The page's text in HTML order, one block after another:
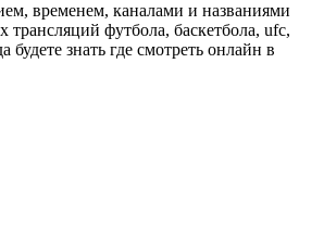
временем, каналами и названиями
футбола, баскетбола, ufc,
знать где смотреть онлайн в